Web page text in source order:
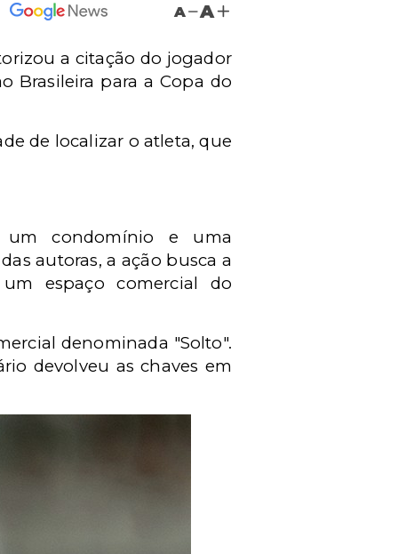
A A
a citação do jogador
Brasileira para a Copa do
de localizar o atleta, que
um condomínio e uma
autoras, a ação busca a
espaço comercial do
denominada "Solto".
devolveu as chaves em